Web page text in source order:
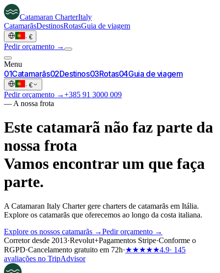
Catamaran CharterItaly
CatamarãsDestinosRotasGuia de viagem
· €
Pedir orçamento →
Menu
01Catamarãs02Destinos03Rotas04Guia de viagem
· €
Pedir orçamento →+385 91 3000 009
— A nossa frota
Este catamarã não faz parte da
nossa frota
Vamos encontrar um que faça
parte.
A Catamaran Italy Charter gere charters de catamarãs em Itália.
Explore os catamarãs que oferecemos ao longo da costa italiana.
Explore os nossos catamarãs →Pedir orçamento →
Corretor desde 2013·Revolut+Pagamentos Stripe·Conforme o
RGPD·Cancelamento gratuito em 72h·★★★★★4.9· 145
avaliações no TripAdvisor